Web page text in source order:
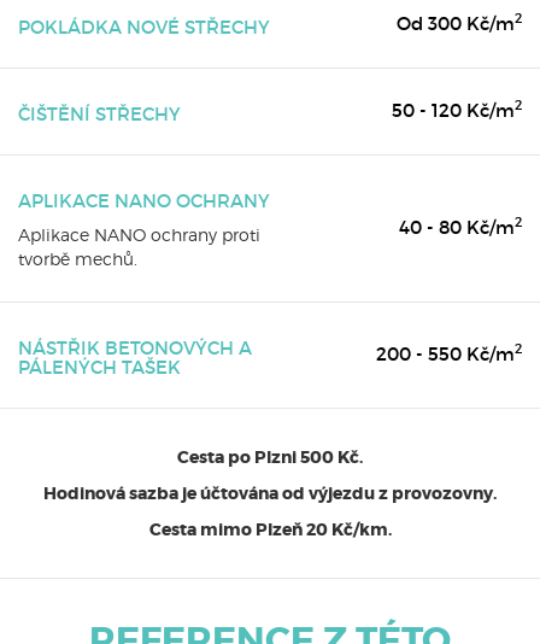
POKLÁDKA NOVÉ STŘECHY Od 300 Kč/m2
ČIŠTĚNÍ STŘECHY 50 - 120 Kč/m2
APLIKACE NANO OCHRANY
Aplikace NANO ochrany proti
tvorbě mechů.
40 - 80 Kč/m2
NÁSTŘIK BETONOVÝCH A
PÁLENÝCH TAŠEK
200 - 550 Kč/m2
Cesta po Plzni 500 Kč.
Hodinová sazba je účtována od výjezdu z provozovny.
Cesta mimo Plzeň 20 Kč/km.